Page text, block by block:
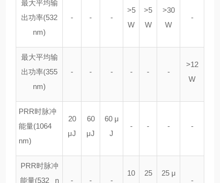
最大平均输
出功率(532
nm)
- - -
>5
W
>5
W
>30
W
-
最大平均输
出功率(355
nm)
- - - - - -
>12
W
PRR时脉冲
能量(1064
nm)
20
μJ
60
μJ
60 μ
J
- - - -
PRR时脉冲
能量(532 n - - -
10 25 25 μ
-